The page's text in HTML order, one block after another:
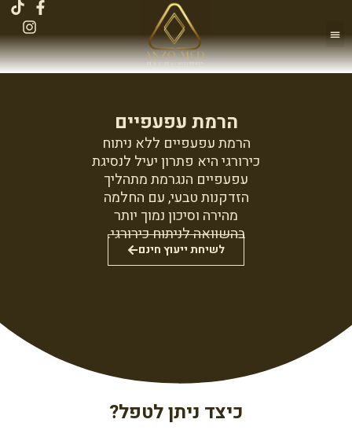
הרמת עפעפיים
הרמת עפעפיים ללא ניתוח
כירורגי היא פתרון יעיל לנסיגת
עפעפיים הנגרמת מתהליך
הזדקנות טבעי, עם החלמה
מהירה וסיכון נמוך יותר
בהשוואה לניתוח כירורגי.
לשיחת ייעוץ חינם
כיצד ניתן לטפל?